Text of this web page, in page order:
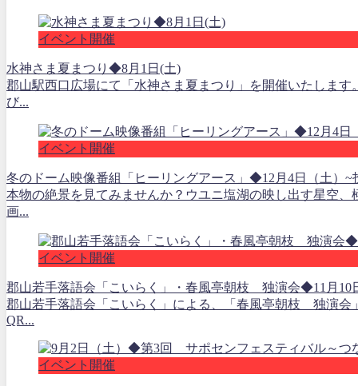
イベント開催
水神さま夏まつり◆8月1日(土)
郡山駅西口広場にて「水神さま夏まつり」を開催いたしま
び...
イベント開催
冬のドーム映像番組「ヒーリングアース」◆12月4日（土）~
本物の絶景を見てみませんか？ウユニ塩湖の映し出す星空
画...
イベント開催
郡山若手落語会「こいらく」・春風亭朝枝 独演会◆11月10
郡山若手落語会「こいらく」による、「春風亭朝枝 独演会
QR...
イベント開催